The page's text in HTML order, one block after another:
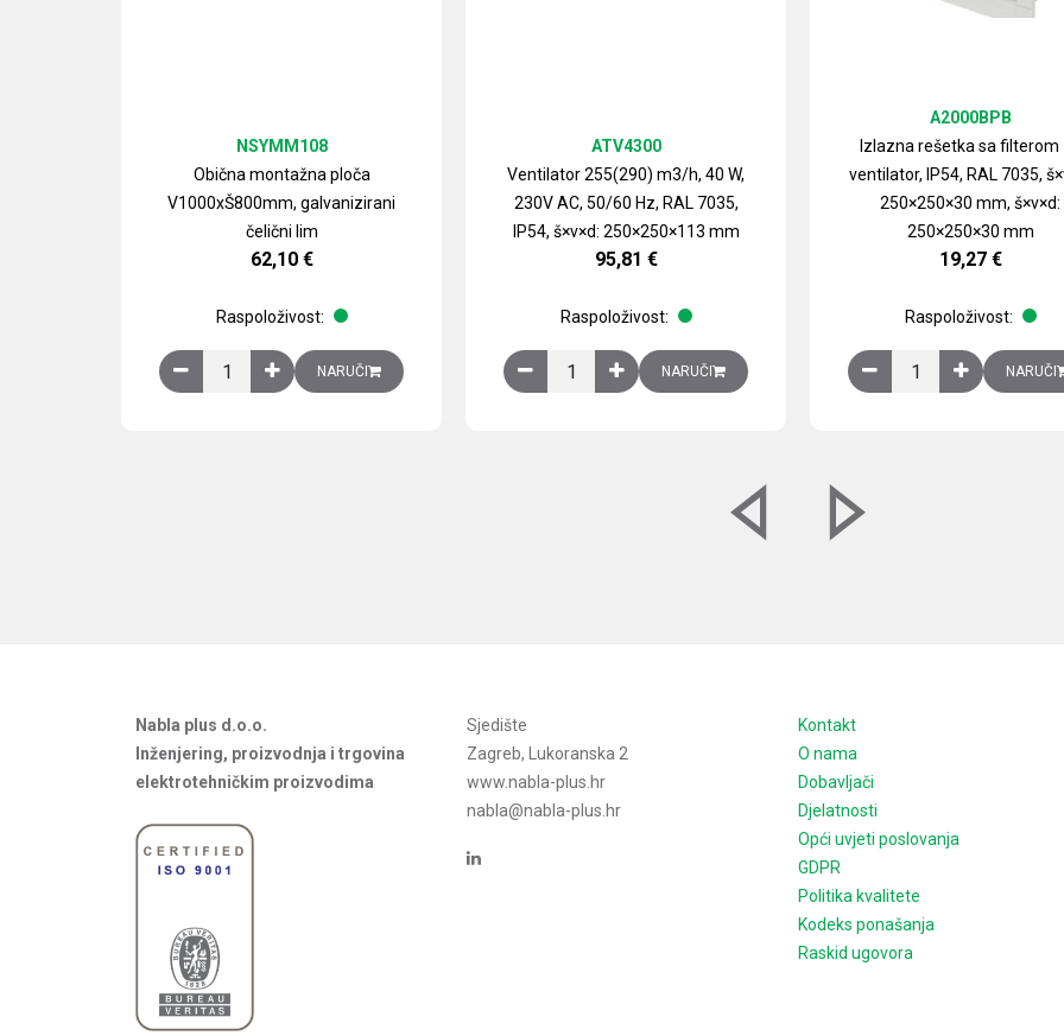
Obična montažna ploča
V1000xŠ800mm, galvanizirani
čelični lim
NSYMM108
62,10 €
Raspoloživost:
Obična montažna ploča V1000xŠ800mm, galvanizirani čelični lim količina
NARUČI
Ventilator 255(290) m3/h, 40 W,
230V AC, 50/60 Hz, RAL 7035,
IP54, š×v×d: 250×250×113 mm
ATV4300
95,81 €
Raspoloživost:
Ventilator 255(290) m3/h, 40 W, 230V AC, 50/60 Hz, RAL 7035,
NARUČI
Izlazna rešetka sa filterom
ventilator, IP54, RAL 7035,
250×250×30 mm, š×v×d:
250×250×30 mm
A2000BPB
19,27 €
Raspoloživost:
Izlazna rešetka saNARUČI
Nabla plus d.o.o.
Inženjering, proizvodnja i trgovina
elektrotehničkim proizvodima
Sjedište
Zagreb, Lukoranska 2
www.nabla-plus.hr
nabla@nabla-plus.hr
Kontakt
O nama
Dobavljači
Djelatnosti
Opći uvjeti poslovanja
GDPR
Politika kvalitete
Kodeks ponašanja
Raskid ugovora